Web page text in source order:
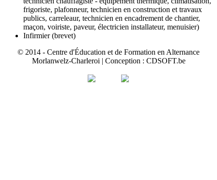
frigoriste, plafonneur, technicien en construction et travaux
publics, carreleaur, technicien en encadrement de chantier,
maçon, voiriste, paveur, électricien installateur, menuisier)
Infirmier (brevet)
© 2014 - Centre d'Éducation et de Formation en Alternance
Morlanwelz-Charleroi | Conception : CDSOFT.be